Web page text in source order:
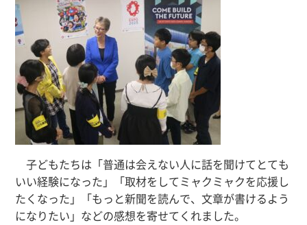
子どもたちは「普通は会えない人に話を聞けてとても
いい経験になった」「取材をしてミャクミャクを応援し
たくなった」「もっと新聞を読んで、文章が書けるよう
になりたい」などの感想を寄せてくれました。